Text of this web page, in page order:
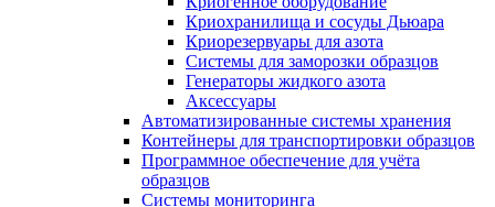
Криохранилища и сосуды Дьюара
Криорезервуары для азота
Системы для заморозки образцов
Генераторы жидкого азота
Аксессуары
Автоматизированные системы хранения
Контейнеры для транспортировки образцов
Программное обеспечение для учёта
образцов
Системы мониторинга